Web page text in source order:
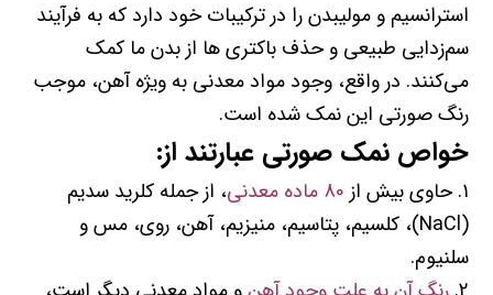
استرانسیم و مولیبدن را در ترکیبات خود دارد که به فرآیند
سم‌زدایی طبیعی و حذف باکتری ها از بدن ما کمک
می‌کنند. در واقع، وجود مواد معدنی به ویژه آهن، موجب
رنگ صورتی این نمک شده است.
خواص نمک صورتی عبارتند از:
۱. حاوی بیش از 80 ماده معدنی
، از جمله کلرید سدیم
(NaCl)، کلسیم، پتاسیم، منیزیم، آهن، روی، مس و
سلنیوم.